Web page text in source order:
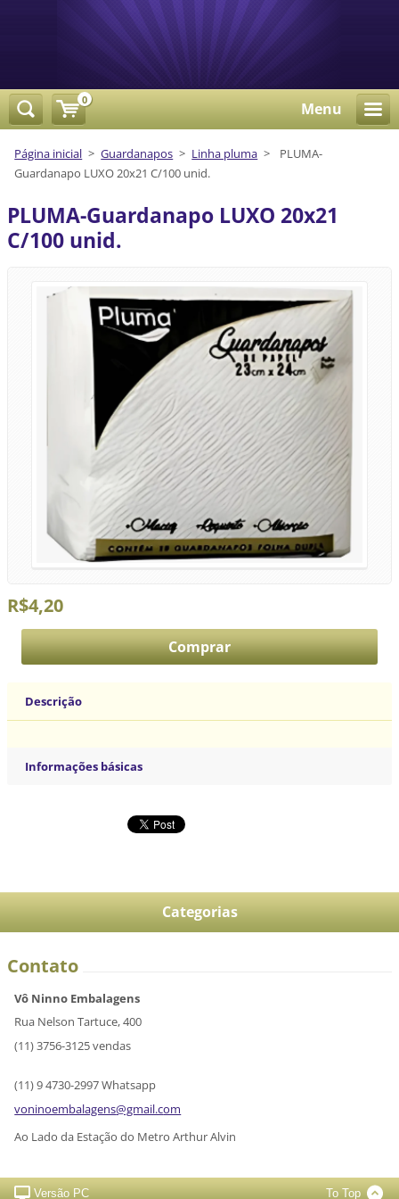
Menu
Página inicial > Guardanapos > Linha pluma >
PLUMA-
Guardanapo LUXO 20x21 C/100 unid.
PLUMA-Guardanapo LUXO 20x21
C/100 unid.
R$4,20
Descrição
Informações básicas
Categorias
Contato
Vô Ninno Embalagens
Rua Nelson Tartuce, 400
(11) 3756-3125 vendas
(11) 9 4730-2997 Whatsapp
voninoembalagens@gmail.com
Ao Lado da Estação do Metro Arthur Alvin
Versão PC To Top
0